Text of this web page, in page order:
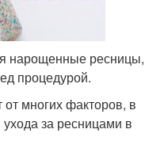
нарощенные ресницы,
процедурой.
многих факторов, в
за ресницами в